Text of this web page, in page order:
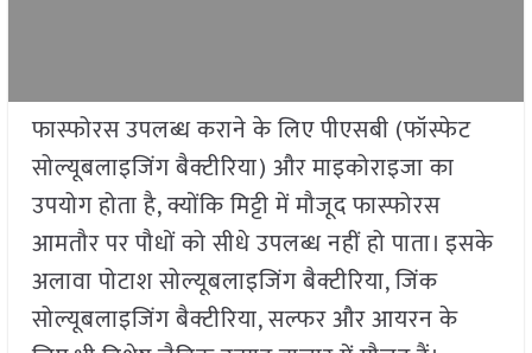
फास्फोरस उपलब्ध कराने के लिए पीएसबी (फॉस्फेट
सोल्यूबलाइजिंग बैक्टीरिया) और माइकोराइजा का
उपयोग होता है, क्योंकि मिट्टी में मौजूद फास्फोरस
आमतौर पर पौधों को सीधे उपलब्ध नहीं हो पाता। इसके
अलावा पोटाश सोल्यूबलाइजिंग बैक्टीरिया, जिंक
सोल्यूबलाइजिंग बैक्टीरिया, सल्फर और आयरन के